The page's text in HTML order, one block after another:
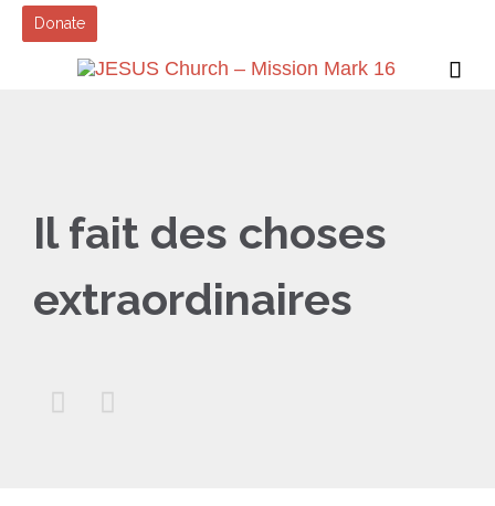
Donate

Il fait des choses
extraordinaires
 